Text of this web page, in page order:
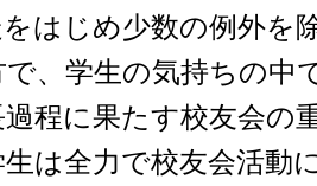
はじめ少数の例外を
、学生の気持ちの中
程に果たす校友会の
は全力で校友会活動